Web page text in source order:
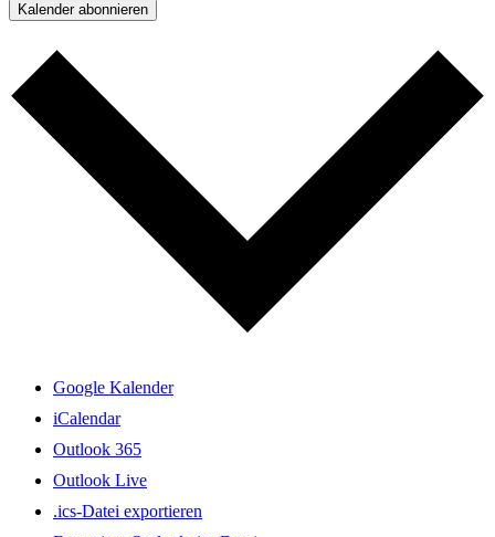
Kalender abonnieren
Google Kalender
iCalendar
Outlook 365
Outlook Live
.ics-Datei exportieren